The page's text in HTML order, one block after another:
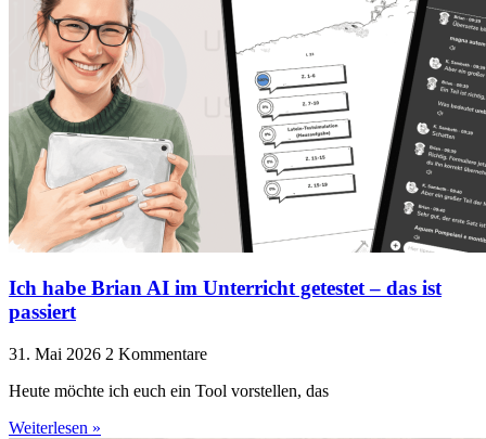
Ich habe Brian AI im Unterricht getestet – das ist
passiert
31. Mai 2026 2 Kommentare
Heute möchte ich euch ein Tool vorstellen, das
Weiterlesen »